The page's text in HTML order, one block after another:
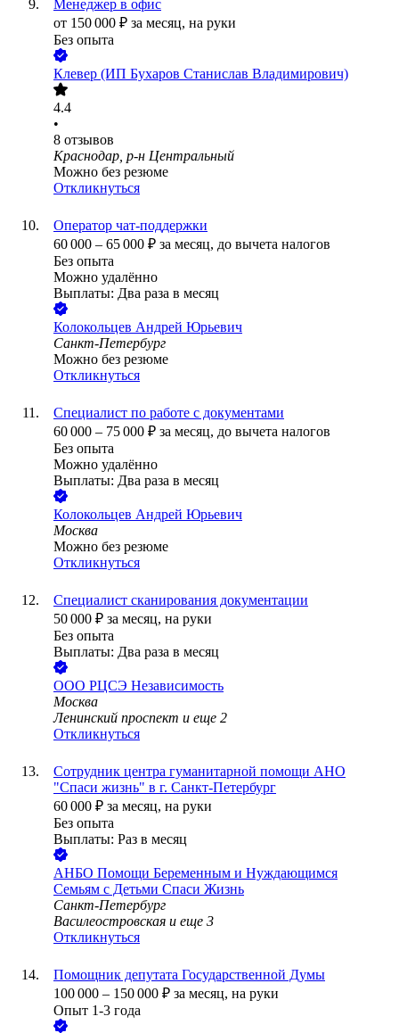
Менеджер в офис
от 150 000 ₽ за месяц, на руки
Без опыта
Клевер (ИП Бухаров Станислав Владимирович)
4.4
•
8 отзывов
Краснодар, р-н Центральный
Можно без резюме
Откликнуться
Оператор чат-поддержки
60 000 – 65 000 ₽ за месяц, до вычета налогов
Без опыта
Можно удалённо
Выплаты: Два раза в месяц
Колокольцев Андрей Юрьевич
Санкт-Петербург
Можно без резюме
Откликнуться
Специалист по работе с документами
60 000 – 75 000 ₽ за месяц, до вычета налогов
Без опыта
Можно удалённо
Выплаты: Два раза в месяц
Колокольцев Андрей Юрьевич
Москва
Можно без резюме
Откликнуться
Специалист сканирования документации
50 000 ₽ за месяц, на руки
Без опыта
Выплаты: Два раза в месяц
ООО РЦСЭ Независимость
Москва
Ленинский проспект и еще 2
Откликнуться
Сотрудник центра гуманитарной помощи АНО
"Спаси жизнь" в г. Санкт-Петербург
60 000 ₽ за месяц, на руки
Без опыта
Выплаты: Раз в месяц
АНБО Помощи Беременным и Нуждающимся
Семьям с Детьми Спаси Жизнь
Санкт-Петербург
Василеостровская и еще 3
Откликнуться
Помощник депутата Государственной Думы
100 000 – 150 000 ₽ за месяц, на руки
Опыт 1-3 года